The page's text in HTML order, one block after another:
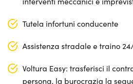
Tutela infortuni conducente
Assistenza stradale e traino
Voltura Easy: trasferisci il
persona, la burocrazia la